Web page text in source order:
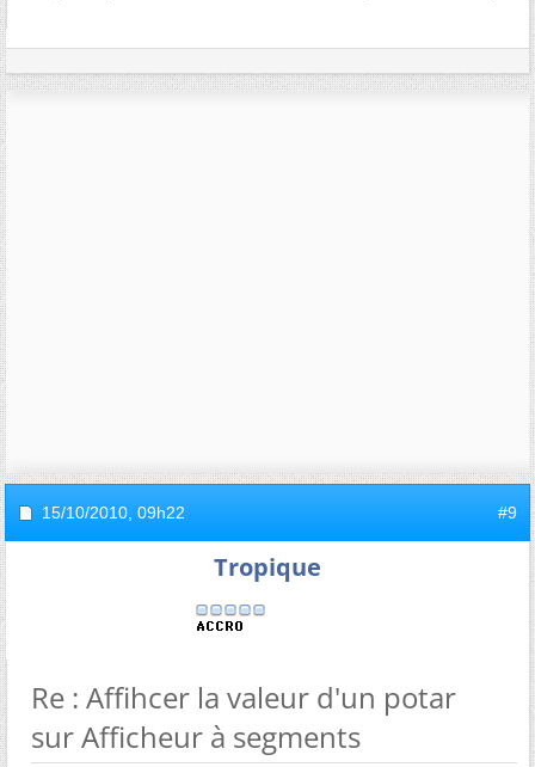
15/10/2010, 09h22 #9
Tropique
Re : Affihcer la valeur d'un potar
sur Afficheur à segments